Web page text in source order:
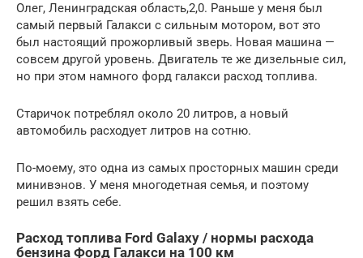
Олег, Ленинградская область,2,0. Раньше у меня был
самый первый Галакси с сильным мотором, вот это
был настоящий прожорливый зверь. Новая машина —
совсем другой уровень. Двигатель те же дизельные сил,
но при этом намного форд галакси расход топлива.
Старичок потреблял около 20 литров, а новый
автомобиль расходует литров на сотню.
По-моему, это одна из самых просторных машин среди
минивэнов. У меня многодетная семья, и поэтому
решил взять себе.
Расход топлива Ford Galaxy / нормы расхода
бензина Форд Галакси на 100 км